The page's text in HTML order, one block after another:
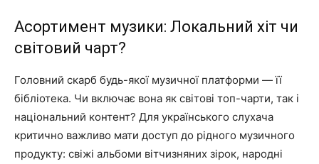
Асортимент музики: Локальний хіт чи
світовий чарт?
Головний скарб будь-якої музичної платформи — її
бібліотека. Чи включає вона як світові топ-чарти, так і
національний контент? Для українського слухача
критично важливо мати доступ до рідного музичного
продукту: свіжі альбоми вітчизняних зірок, народні